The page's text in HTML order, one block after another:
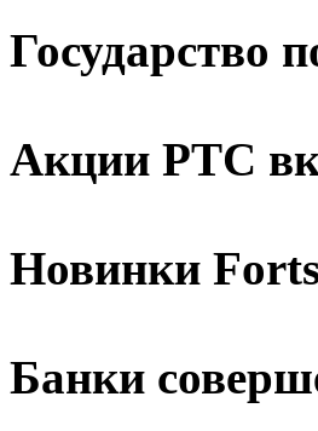
Государство
Акции РТС
Новинки
Банки